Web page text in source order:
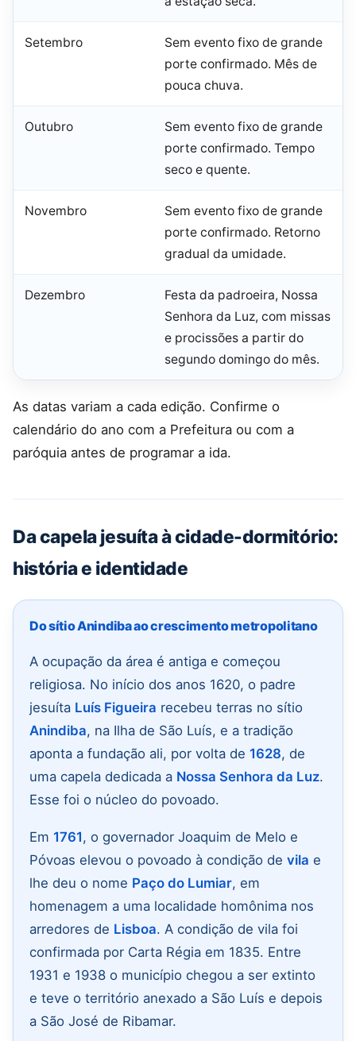
Setembro
Sem evento fixo de grande
porte confirmado. Mês de
pouca chuva.
Outubro
Sem evento fixo de grande
porte confirmado. Tempo
seco e quente.
Novembro
Sem evento fixo de grande
porte confirmado. Retorno
gradual da umidade.
Dezembro
Festa da padroeira, Nossa
Senhora da Luz, com missas
e procissões a partir do
segundo domingo do mês.
As datas variam a cada edição. Confirme o
calendário do ano com a Prefeitura ou com a
paróquia antes de programar a ida.
Da capela jesuíta à cidade-dormitório:
história e identidade
Do sítio Anindiba ao crescimento metropolitano
A ocupação da área é antiga e começou
religiosa. No início dos anos 1620, o padre
jesuíta Luís Figueira recebeu terras no sítio
Anindiba, na Ilha de São Luís, e a tradição
aponta a fundação ali, por volta de 1628, de
uma capela dedicada a Nossa Senhora da Luz.
Esse foi o núcleo do povoado.
Em 1761, o governador Joaquim de Melo e
Póvoas elevou o povoado à condição de vila e
lhe deu o nome Paço do Lumiar, em
homenagem a uma localidade homônima nos
arredores de Lisboa. A condição de vila foi
confirmada por Carta Régia em 1835. Entre
1931 e 1938 o município chegou a ser extinto
e teve o território anexado a São Luís e depois
a São José de Ribamar.